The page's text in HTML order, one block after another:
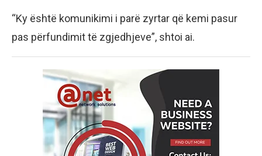
“Ky është komunikimi i parë zyrtar që kemi pasur
pas përfundimit të zgjedhjeve”, shtoi ai.